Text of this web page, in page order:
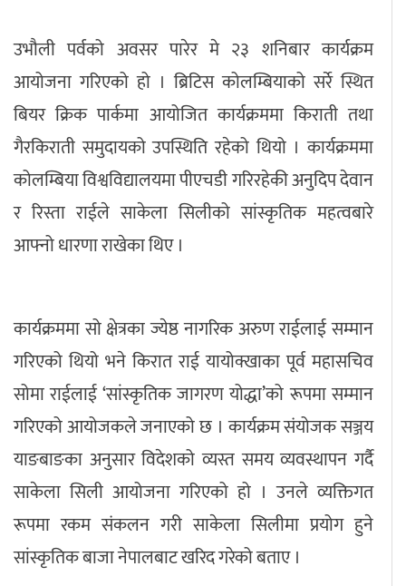
छापा संस्करण अर्थ बिचार सम्पादकीय
विशेष
अन्तर्राष्ट्रिय / प्रवास
अन्तरवार्ता संस्कृति साहित्य
ब्लग/रिभ्यु
राशिफल
उभौली पर्वको अवसर पारेर मे २३ शनिबार कार्यक्रम
आयोजना गरिएको हो । ब्रिटिस कोलम्बियाको सर्रे स्थित
बियर क्रिक पार्कमा आयोजित कार्यक्रममा किराती तथा
गैरकिराती समुदायको उपस्थिति रहेको थियो । कार्यक्रममा
कोलम्बिया विश्वविद्यालयमा पीएचडी गरिरहेकी अनुदिप देवान
र रिस्ता राईले साकेला सिलीको सांस्कृतिक महत्वबारे
आफ्नो धारणा राखेका थिए ।
कार्यक्रममा सो क्षेत्रका ज्येष्ठ नागरिक अरुण राईलाई सम्मान
गरिएको थियो भने किरात राई यायोक्खाका पूर्व महासचिव
सोमा राईलाई ‘सांस्कृतिक जागरण योद्धा’को रूपमा सम्मान
गरिएको आयोजकले जनाएको छ । कार्यक्रम संयोजक सञ्जय
याङबाङका अनुसार विदेशको व्यस्त समय व्यवस्थापन गर्दै
साकेला सिली आयोजना गरिएको हो । उनले व्यक्तिगत
रूपमा रकम संकलन गरी साकेला सिलीमा प्रयोग हुने
सांस्कृतिक बाजा नेपालबाट खरिद गरेको बताए ।